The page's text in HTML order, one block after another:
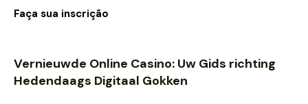
Faça sua inscrição
Vernieuwde Online Casino: Uw Gids richting
Hedendaags Digitaal Gokken